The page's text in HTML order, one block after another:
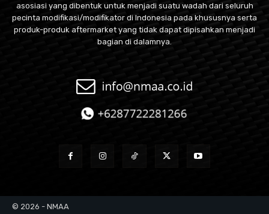
asosiasi yang dibentuk untuk menjadi suatu wadah dari seluruh
pecinta modifikasi/modifikator di Indonesia pada khususnya serta
produk-produk aftermarket yang tidak dapat dipisahkan menjadi
bagian di dalamnya.
© 2026 - NMAA